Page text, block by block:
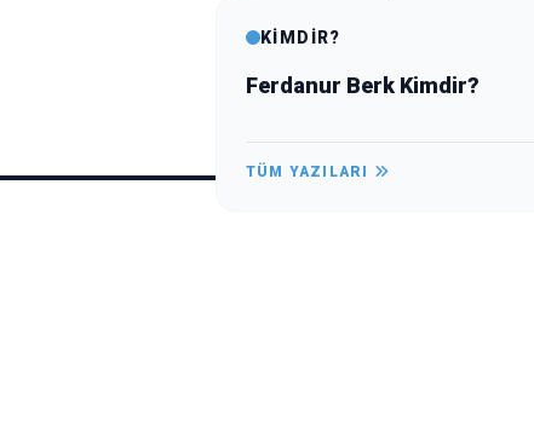
KİMDİR?
Ferdanur Berk Kimdir?
TÜM YAZILARI